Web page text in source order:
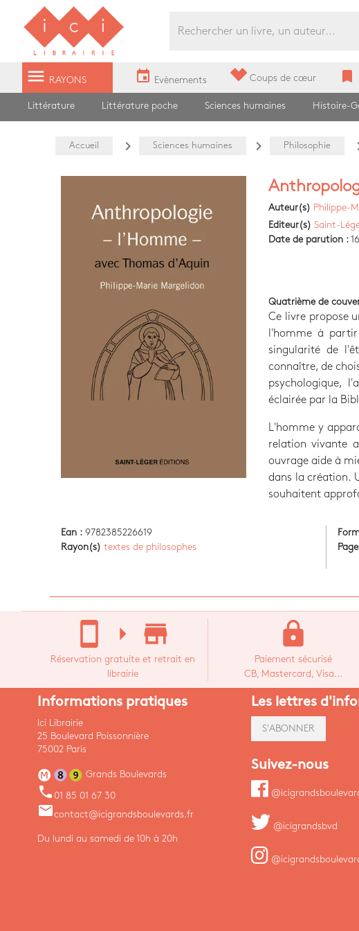
Librairie Ici Grands Boulevards
menu RAYONS event Evènements Coups de cœur bookmark
Littérature Littérature poche Sciences humaines Histoire-
Accueil navigate_next Sciences humaines navigate_next Philosophie
Auteur(s) Philippe-
Editeur(s) Saint-
Date de parution :
Quatrième de
Ce livre propose
l'homme à
singularité de
connaître, de
psychologique,
éclairée par la
L'homme y
relation vivante
ouvrage aide à
dans la création.
souhaitent
Ean : 9782385226619
Rayon(s) textes de philosophes
stay_current_portrait arrow_right store_mall_directory
Réservation gratuite et retrait en
librairie
lock
Paiement sécurisé
CB, Mastercard, Visa...
Informations pratiques
Ici Librairie
25 Boulevard Poissonnière
75002 Paris
Grands Boulevards
phone 01 85 01 67 30
emailcontact@icigrandsboulevards.fr
Du lundi au samedi de 10h à 20h
Les lettres
S'ABONNER
Suivez-nous
@icigrandsbvd